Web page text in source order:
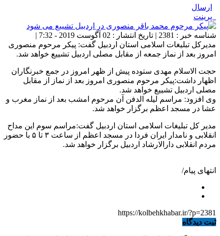
ارسال
پرینت
شناسه خبر : 2381 | تاریخ انتشار : 02 آگوست 2019 - 7:32 |
مدیرکل تبلیغات اسلامی استان اردبیل گفت: پیکر مرحوم منصوری
امروز بعد از نماز جمعه از مقابل مصلی اردبیل تشییع خواهد شد.
حجت الاسلام مهدی ستوده پیش از ظهر امروز در جمع خبرنگاران
اظهار داشت:پیکر مرحوم منصوری امروز بعد از نماز از مقابل
مصلی اردبیل تشییع خواهد شد.
وی افزود: مراسم لیله الدفن آن مرحوم امشب بعد از نماز مغرب و
عشا در مسجد اعظم برگزار خواهد شد.
مدیر کل تبلیغات اسلامی استان اردبیل گفت:مراسم سوم این مداح
انقلابی و نامدار ایران فردا در مسجد اعظم از ساعت ۳ تا ۵ با حضور
مردم انقلابی دارالارشاد اردبیل برگزار خواهد شد.
انتهای پیام/
https://kolbehkhabar.ir/?p=2381
ثبت دیدگاه